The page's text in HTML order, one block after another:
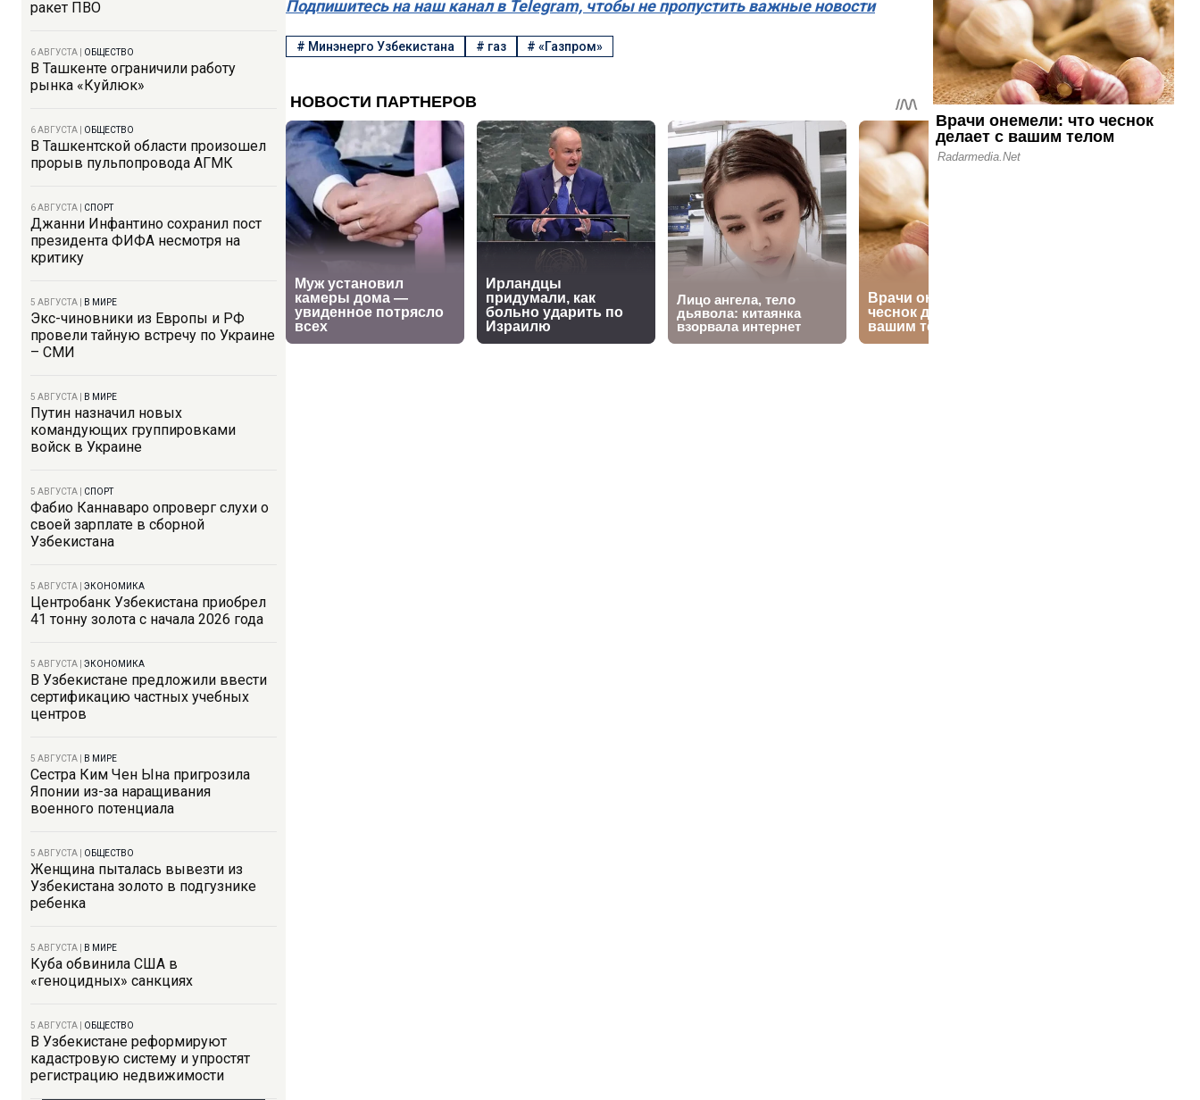
ракет ПВО
6 АВГУСТА ОБЩЕСТВО
В Ташкенте ограничили работу
рынка «Куйлюк»
6 АВГУСТА ОБЩЕСТВО
В Ташкентской области произошел
прорыв пульпопровода АГМК
6 АВГУСТА СПОРТ
Джанни Инфантино сохранил пост
президента ФИФА несмотря на
критику
5 АВГУСТА В МИРЕ
Экс-чиновники из Европы и РФ
провели тайную встречу по Украине
– СМИ
5 АВГУСТА В МИРЕ
Путин назначил новых
командующих группировками
войск в Украине
5 АВГУСТА СПОРТ
Фабио Каннаваро опроверг слухи о
своей зарплате в сборной
Узбекистана
5 АВГУСТА ЭКОНОМИКА
Центробанк Узбекистана приобрел
41 тонну золота с начала 2026 года
5 АВГУСТА ЭКОНОМИКА
В Узбекистане предложили ввести
сертификацию частных учебных
центров
5 АВГУСТА В МИРЕ
Сестра Ким Чен Ына пригрозила
Японии из-за наращивания
военного потенциала
5 АВГУСТА ОБЩЕСТВО
Женщина пыталась вывезти из
Узбекистана золото в подгузнике
ребенка
5 АВГУСТА В МИРЕ
Куба обвинила США в
«геноцидных» санкциях
5 АВГУСТА ОБЩЕСТВО
В Узбекистане реформируют
кадастровую систему и упростят
регистрацию недвижимости
Подпишитесь на наш канал в Telegram, чтобы не пропустить важные новости
# Минэнерго Узбекистана # газ #«Газпром»